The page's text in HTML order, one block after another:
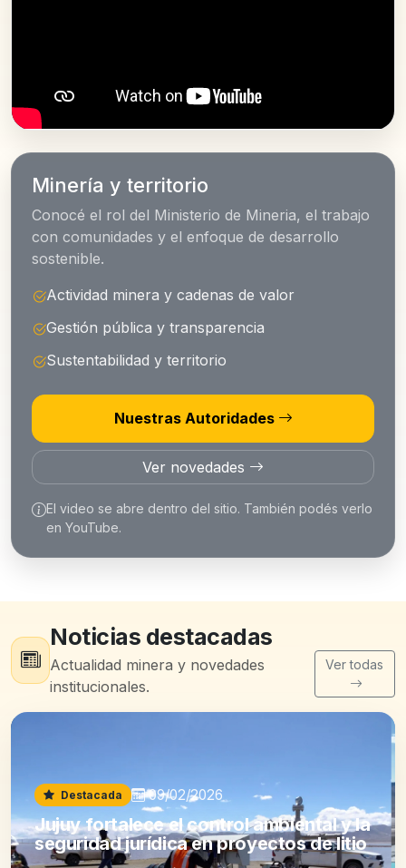
Minería y territorio
Conocé el rol del Ministerio de Mineria, el trabajo
con comunidades y el enfoque de desarrollo
sostenible.
Actividad minera y cadenas de valor
Gestión pública y transparencia
Sustentabilidad y territorio
Nuestras Autoridades
Ver novedades
El video se abre dentro del sitio. También podés verlo
en YouTube.
Noticias destacadas
Actualidad minera y novedades
institucionales.
Ver todas
Destacada 09/02/2026
Jujuy fortalece el control ambiental y la
seguridad jurídica en proyectos de litio